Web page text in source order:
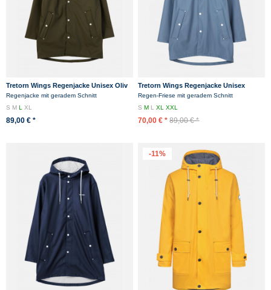
Tretorn Wings Regenjacke Unisex Oliv
Grün
Regenjacke mit geradem Schnitt
S ML XL
89,00 € *
Tretorn Wings Regenjacke Unisex
Hellblau Friesennerz Jeans
Regen-Friese mit geradem Schnitt
SM LXLXXL
70,00 € * 89,00 € *
-11%